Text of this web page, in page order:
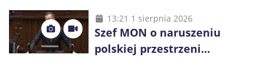
13:21 1 sierpnia 2026
Szef MON o naruszeniu
polskiej przestrzeni